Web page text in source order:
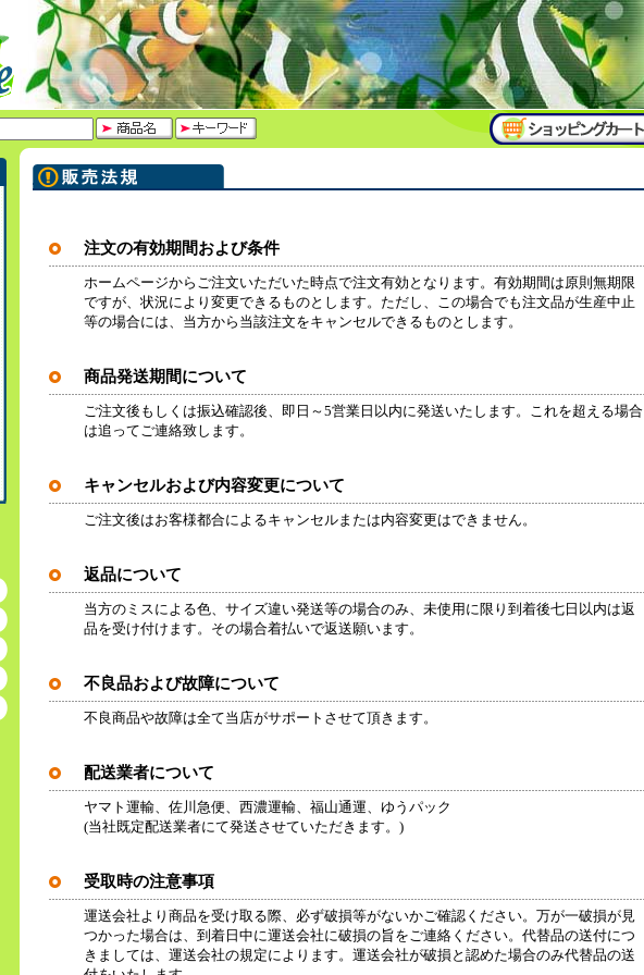
注文の有効期間および条件
ホームページからご注文いただいた時点で注文有効となります。有効期間は原則無期限
ですが、状況により変更できるものとします。ただし、この場合でも注文品が生産中止
等の場合には、当方から当該注文をキャンセルできるものとします。
商品発送期間について
ご注文後もしくは振込確認後、即日～5営業日以内に発送いたします。これを超える場合
は追ってご連絡致します。
キャンセルおよび内容変更について
ご注文後はお客様都合によるキャンセルまたは内容変更はできません。
返品について
当方のミスによる色、サイズ違い発送等の場合のみ、未使用に限り到着後七日以内は返
品を受け付けます。その場合着払いで返送願います。
不良品および故障について
不良商品や故障は全て当店がサポートさせて頂きます。
配送業者について
ヤマト運輸、佐川急便、西濃運輸、福山通運、ゆうパック
(当社既定配送業者にて発送させていただきます。)
受取時の注意事項
運送会社より商品を受け取る際、必ず破損等がないかご確認ください。万が一破損が見
つかった場合は、到着日中に運送会社に破損の旨をご連絡ください。代替品の送付につ
きましては、運送会社の規定によります。運送会社が破損と認めた場合のみ代替品の送